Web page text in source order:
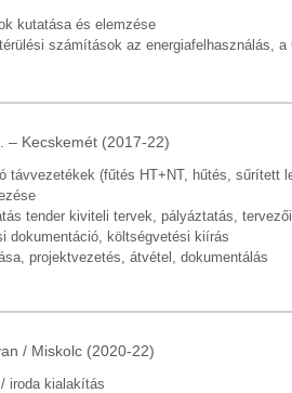
kutatása és elemzése
számítások az energiafelhasználás,
– Kecskemét (2017-22)
távvezetékek (fűtés HT+NT, hűtés,
tender kiviteli tervek, pályáztatás,
dokumentáció, költségvetési kiírás
projektvezetés, átvétel, dokumentálás
/ Miskolc (2020-22)
iroda kialakítás